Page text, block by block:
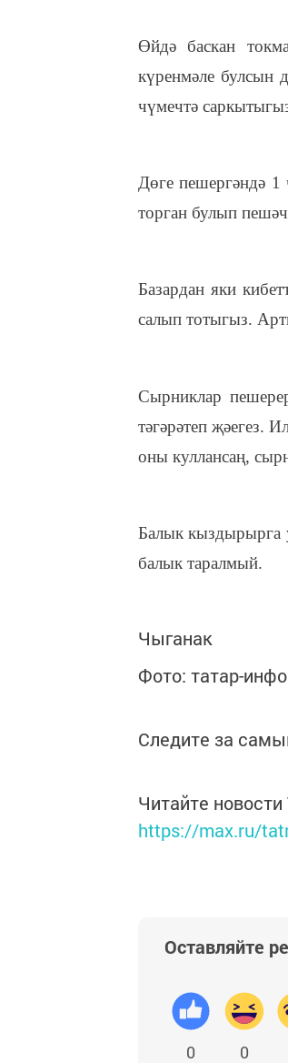
Өйдә баскан
күренмәле булсын
чүмечтә
Дөге пешергәндә 1
торган булып
Базардан яки
салып тотыгыз.
Сырниклар
тәгәрәтеп җәегез.
оны куллансаң,
Балык кыздырырга
балык таралмый.
Чыганак
Фото: татар-
Следите за
Читайте
https://max.ru/
Оставляйте
0 0